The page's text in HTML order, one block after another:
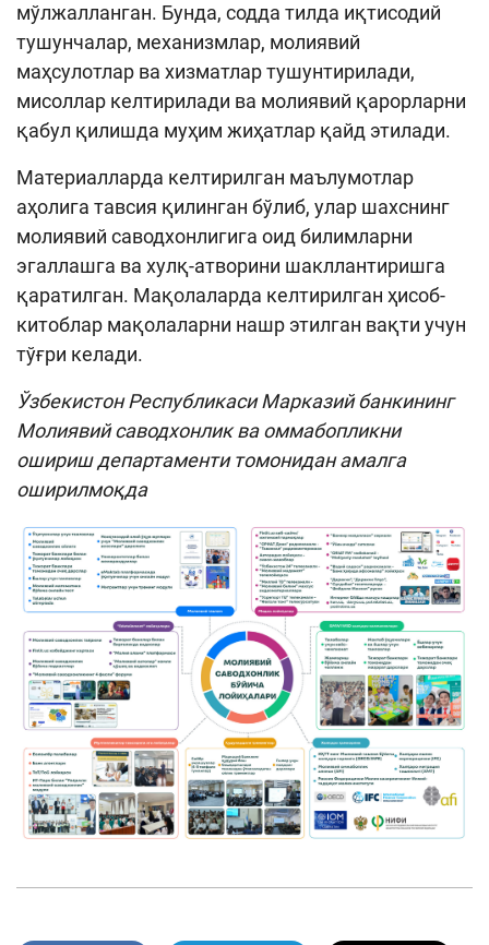
мўлжалланган. Бунда, содда тилда иқтисодий
тушунчалар, механизмлар, молиявий
маҳсулотлар ва хизматлар тушунтирилади,
мисоллар келтирилади ва молиявий қарорларни
қабул қилишда муҳим жиҳатлар қайд этилади.
Материалларда келтирилган маълумотлар
аҳолига тавсия қилинган бўлиб, улар шахснинг
молиявий саводхонлигига оид билимларни
эгаллашга ва хулқ-атворини шакллантиришга
қаратилган. Мақолаларда келтирилган ҳисоб-
китоблар мақолаларни нашр этилган вақти учун
тўғри келади.
Ўзбекистон Республикаси Марказий банкининг
Молиявий саводхонлик ва оммабопликни
ошириш департаменти томонидан амалга
оширилмоқда